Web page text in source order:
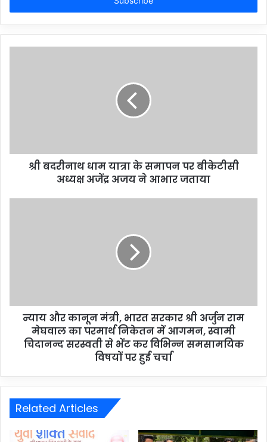
श्री बदरीनाथ धाम यात्रा के समापन पर बीकेटीसी
अध्यक्ष अजेंद्र अजय ने आभार जताया
न्याय और कानून मंत्री, भारत सरकार श्री अर्जुन राम
मेघवाल का परमार्थ निकेतन में आगमन, स्वामी
चिदानन्द सरस्वती से भेंट कर विभिन्न समसामयिक
विषयों पर हुई चर्चा
Related Articles